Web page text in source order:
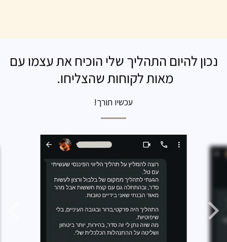
נכון להיום התהליך שלי הוכיח את עצמו עם
מאות לקוחות שהצליחו.
עכשיו תורך!